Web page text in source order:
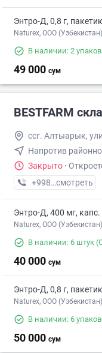
Энтро-Д, 0,8 г,
Naturex, OOO (Узбекистан)
В наличии: 2
49 000 сум
BESTFARM
ссг. Алтыарык,
Напротив
Закрыто ·
+998 (91) XXX-XX-
смотреть
Энтро-Д, 400 мг,
Naturex, OOO (Узбекистан)
В наличии: 6 штук
40 000 сум
Энтро-Д, 0,8 г,
Naturex, OOO (Узбекистан)
В наличии: 6
50 000 сум